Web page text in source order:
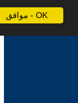
موافق - OK